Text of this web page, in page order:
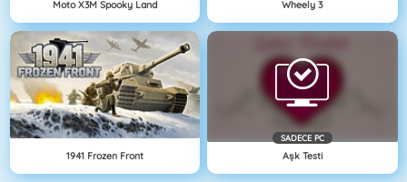
Moto X3M Spooky Land Wheely 3
1941 Frozen Front
SADECE PC
Aşk Testi